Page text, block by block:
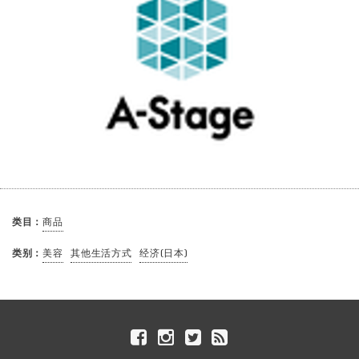
类目：商品
类别：美容 其他生活方式 经济(日本)